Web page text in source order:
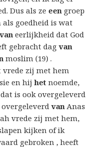
Dus als ze een groep
als goedheid is wat
van eerlijkheid dat God
gebracht dagvan
moslim (19) .
vrede zij met hem
en hijhet noemde,
is ook overgeleverd
van Anas
vrede zij met hem,
kijken of ik
gebroken , heeft